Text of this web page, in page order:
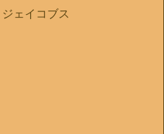
ェイコブス